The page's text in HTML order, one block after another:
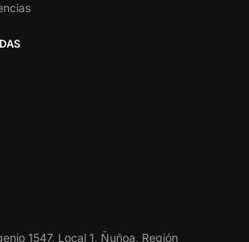
1547, Local 1, Ñuñoa, Región